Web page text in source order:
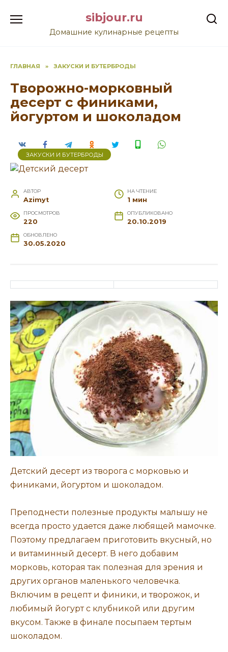
содержанию
sibjour.ru
Домашние кулинарные рецепты
ГЛАВНАЯ » ЗАКУСКИ И БУТЕРБРОДЫ
Творожно-морковный
десерт с финиками,
йогуртом и шоколадом
ЗАКУСКИ И БУТЕРБРОДЫ
АВТОР
Azimyt
НА ЧТЕНИЕ
1 мин
ПРОСМОТРОВ
220
ОПУБЛИКОВАНО
20.10.2019
ОБНОВЛЕНО
30.05.2020
Детский десерт из творога с морковью и
финиками, йогуртом и шоколадом.
Преподнести полезные продукты малышу не
всегда просто удается даже любящей мамочке.
Поэтому предлагаем приготовить вкусный, но
и витаминный десерт. В него добавим
морковь, которая так полезная для зрения и
других органов маленького человечка.
Включим в рецепт и финики, и творожок, и
любимый йогурт с клубникой или другим
вкусом. Также в финале посыпаем тертым
шоколадом.